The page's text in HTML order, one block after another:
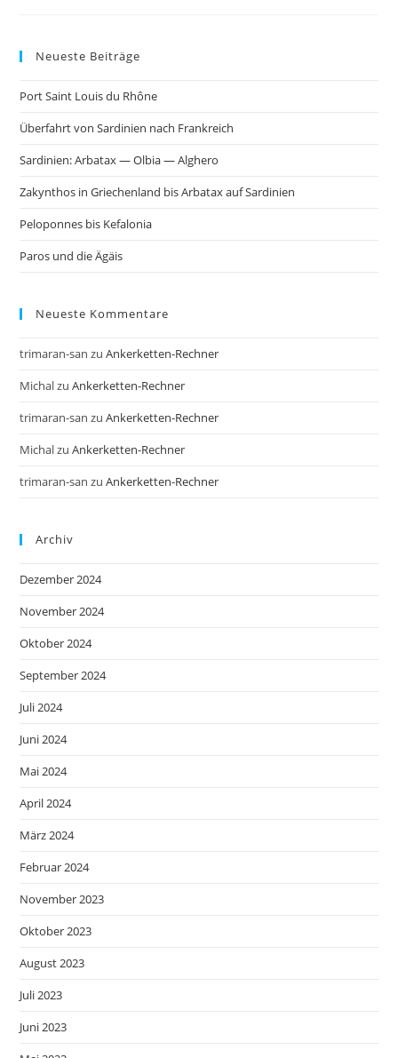
Neueste Beiträge
Port Saint Louis du Rhône
Überfahrt von Sardinien nach Frankreich
Sardinien: Arbatax — Olbia — Alghero
Zakynthos in Griechenland bis Arbatax auf Sardinien
Peloponnes bis Kefalonia
Paros und die Ägäis
Neueste Kommentare
trimaran-san zuAnkerketten-Rechner
MichalzuAnkerketten-Rechner
trimaran-san zuAnkerketten-Rechner
MichalzuAnkerketten-Rechner
trimaran-san zuAnkerketten-Rechner
Archiv
Dezember 2024
November 2024
Oktober 2024
September 2024
Juli 2024
Juni 2024
Mai 2024
April 2024
März 2024
Februar 2024
November 2023
Oktober 2023
August 2023
Juli 2023
Juni 2023